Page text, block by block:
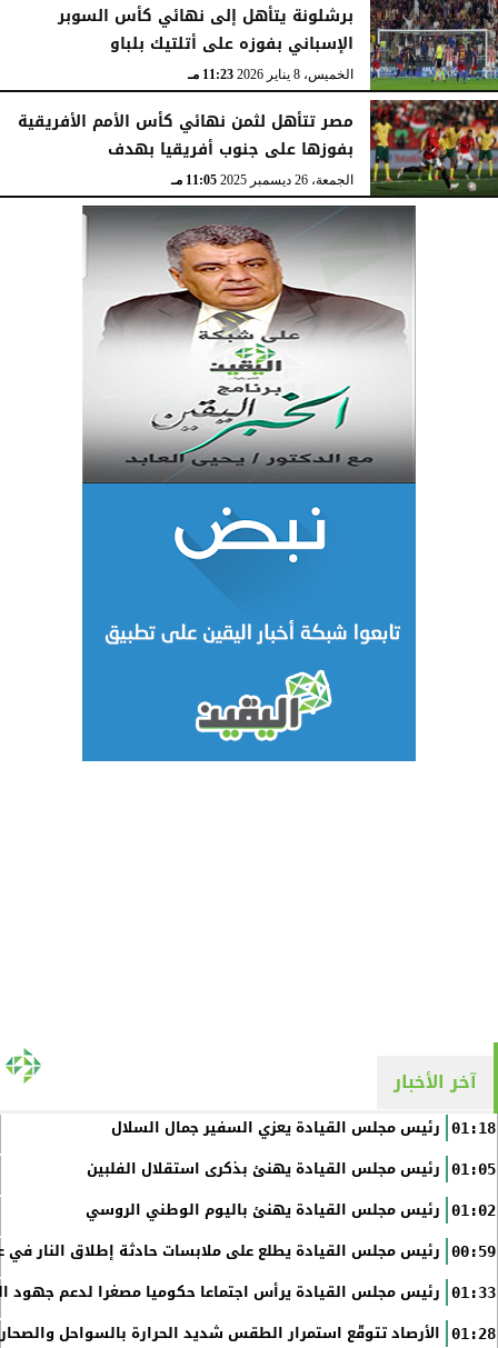
برشلونة يتأهل إلى نهائي كأس السوبر
الإسباني بفوزه على أتلتيك بلباو
الخميس، 8 يناير 2026 11:23 مـ
مصر تتأهل لثمن نهائي كأس الأمم الأفريقية
بفوزها على جنوب أفريقيا بهدف
الجمعة، 26 ديسمبر 2025 11:05 مـ
آخر الأخبار
01:18 رئيس مجلس القيادة يعزي السفير جمال السلال
01:05 رئيس مجلس القيادة يهنئ بذكرى استقلال الفلبين
01:02 رئيس مجلس القيادة يهنئ باليوم الوطني الروسي
00:59 رئيس مجلس القيادة يطلع على ملابسات حادثة إطلاق النار في
01:33 رئيس مجلس القيادة يرأس اجتماعا حكوميا مصغرا لدعم جهود
01:28 الأرصاد تتوقّع استمرار الطقس شديد الحرارة بالسواحل